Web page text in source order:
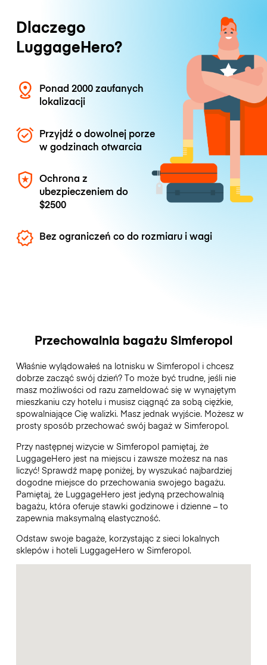
Dlaczego
LuggageHero?
Ponad 2000 zaufanych
lokalizacji
Przyjdź o dowolnej porze
w godzinach otwarcia
Ochrona z
ubezpieczeniem do
$2500
Bez ograniczeń co do rozmiaru i wagi
Przechowalnia bagażu Simferopol
Właśnie wylądowałeś na lotnisku w Simferopol i chcesz
dobrze zacząć swój dzień? To może być trudne, jeśli nie
masz możliwości od razu zameldować się w wynajętym
mieszkaniu czy hotelu i musisz ciągnąć za sobą ciężkie,
spowalniające Cię walizki. Masz jednak wyjście. Możesz w
prosty sposób przechować swój bagaż w Simferopol.
Przy następnej wizycie w Simferopol pamiętaj, że
LuggageHero jest na miejscu i zawsze możesz na nas
liczyć! Sprawdź mapę poniżej, by wyszukać najbardziej
dogodne miejsce do przechowania swojego bagażu.
Pamiętaj, że LuggageHero jest jedyną przechowalnią
bagażu, która oferuje stawki godzinowe i dzienne – to
zapewnia maksymalną elastyczność.
Odstaw swoje bagaże, korzystając z sieci lokalnych
sklepów i hoteli LuggageHero w Simferopol.